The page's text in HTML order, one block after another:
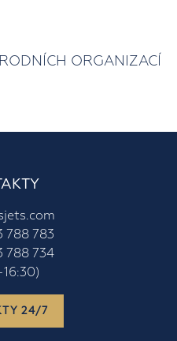
ORGANIZACÍ
788 783
788 734
24/7